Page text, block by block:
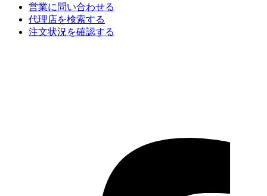
営業に問い合わせる
代理店を検索する
注文状況を確認する